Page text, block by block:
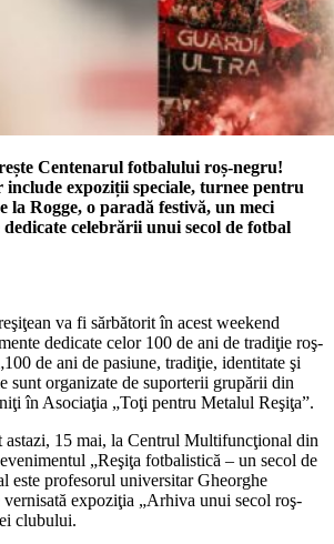
Centenarul fotbalului roș-negru!
expoziții speciale, turnee pentru
la Rogge, o paradă festivă, un meci
celebrării unui secol de fotbal
va fi sărbătorit în acest weekend
dedicate celor 100 de ani de tradiţie roş-
de ani de pasiune, tradiţie, identitate şi
sunt organizate de suporterii grupării din
în Asociaţia „Toţi pentru Metalul Reşiţa”.
astazi, 15 mai, la Centrul Multifuncţional din
„Reşiţa fotbalistică – un secol de
este profesorul universitar Gheorghe
expoziţia „Arhiva unui secol roş-
clubului.